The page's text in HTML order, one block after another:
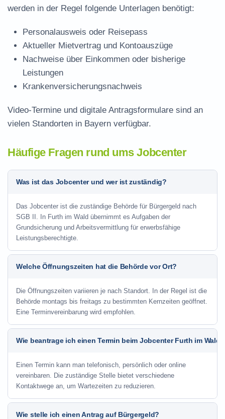
werden in der Regel folgende Unterlagen benötigt:
Personalausweis oder Reisepass
Aktueller Mietvertrag und Kontoauszüge
Nachweise über Einkommen oder bisherige
Leistungen
Krankenversicherungsnachweis
Video-Termine und digitale Antragsformulare sind an
vielen Standorten in Bayern verfügbar.
Häufige Fragen rund ums Jobcenter
Was ist das Jobcenter und wer ist zuständig?
Das Jobcenter ist die zuständige Behörde für Bürgergeld nach
SGB II. In Furth im Wald übernimmt es Aufgaben der
Grundsicherung und Arbeitsvermittlung für erwerbsfähige
Leistungsberechtigte.
Welche Öffnungszeiten hat die Behörde vor Ort?
Die Öffnungszeiten variieren je nach Standort. In der Regel ist die
Behörde montags bis freitags zu bestimmten Kernzeiten geöffnet.
Eine Terminvereinbarung wird empfohlen.
Wie beantrage ich einen Termin beim Jobcenter Furth im Wald?
Einen Termin kann man telefonisch, persönlich oder online
vereinbaren. Die zuständige Stelle bietet verschiedene
Kontaktwege an, um Wartezeiten zu reduzieren.
Wie stelle ich einen Antrag auf Bürgergeld?